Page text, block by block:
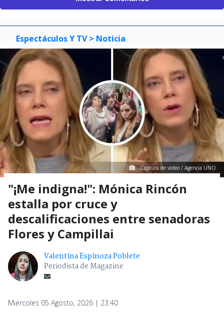
Espectáculos Y TV > Noticia
Captura de video / Agencia UNO
"¡Me indigna!": Mónica Rincón
estalla por cruce y
descalificaciones entre senadoras
Flores y Campillai
Valentina Espinoza Poblete
Periodista de Magazine
Miércoles 05 Agosto, 2026 | 23:40